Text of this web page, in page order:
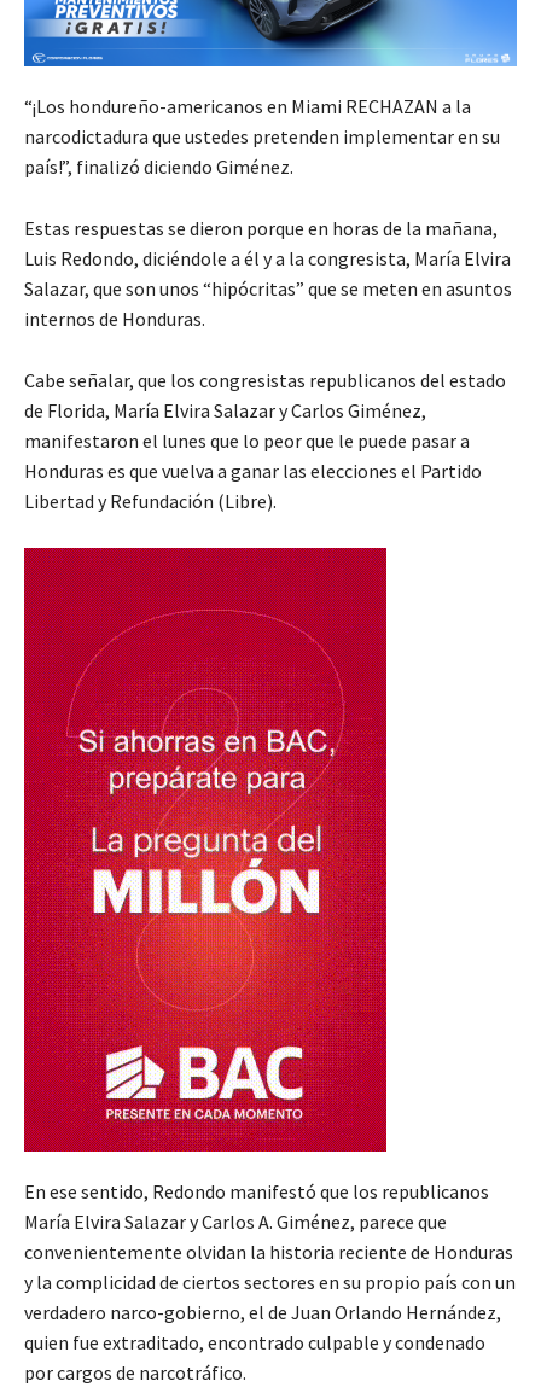
“¡Los hondureño-americanos en Miami RECHAZAN a la
narcodictadura que ustedes pretenden implementar en su
país!”, finalizó diciendo Giménez.
Estas respuestas se dieron porque en horas de la mañana,
Luis Redondo, diciéndole a él y a la congresista, María Elvira
Salazar, que son unos “hipócritas” que se meten en asuntos
internos de Honduras.
Cabe señalar, que los congresistas republicanos del estado
de Florida, María Elvira Salazar y Carlos Giménez,
manifestaron el lunes que lo peor que le puede pasar a
Honduras es que vuelva a ganar las elecciones el Partido
Libertad y Refundación (Libre).
En ese sentido, Redondo manifestó que los republicanos
María Elvira Salazar y Carlos A. Giménez, parece que
convenientemente olvidan la historia reciente de Honduras
y la complicidad de ciertos sectores en su propio país con un
verdadero narco-gobierno, el de Juan Orlando Hernández,
quien fue extraditado, encontrado culpable y condenado
por cargos de narcotráfico.